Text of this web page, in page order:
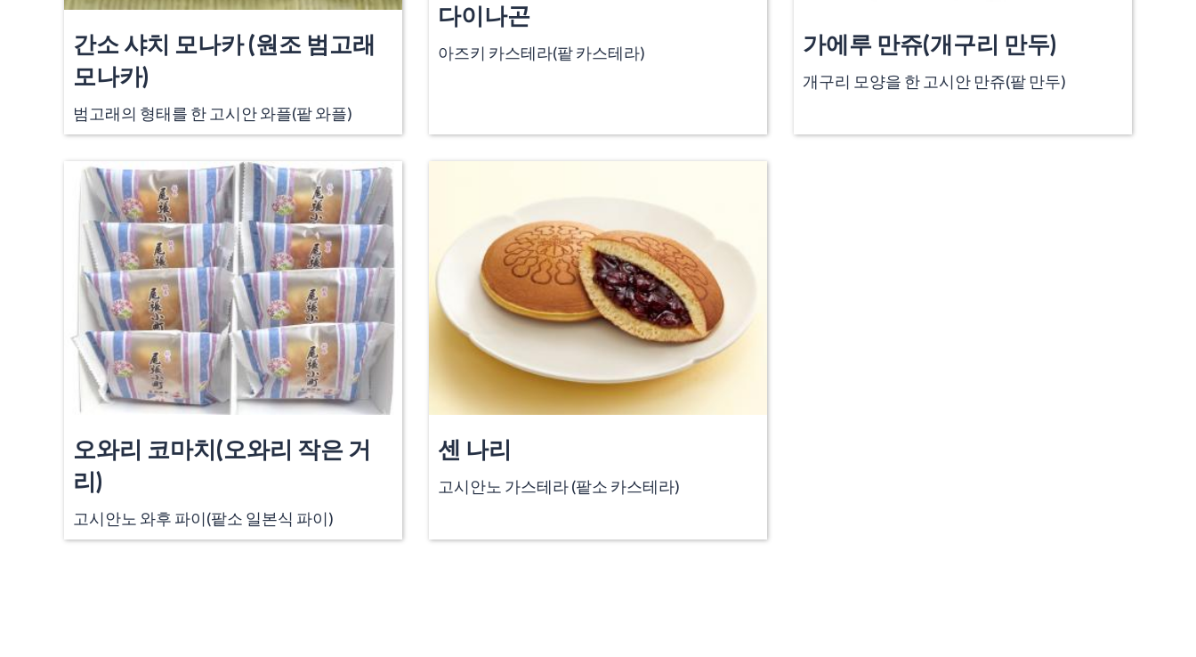
간소 샤치 모나카 (원조 범고래
모나카)
범고래의 형태를 한 고시안 와플(팥 와플)
다이나곤
아즈키 카스테라(팥 카스테라) 가에루 만쥬(개구리 만두)
개구리 모양을 한 고시안 만쥬(팥 만두)
오와리 코마치(오와리 작은 거
리)
고시안노 와후 파이(팥소 일본식 파이)
센 나리
고시안노 가스테라 (팥소 카스테라)